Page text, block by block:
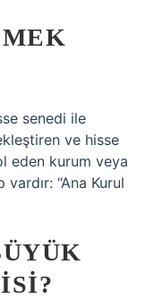
senedi ile
ve hisse
eden kurum veya
“Ana Kurul